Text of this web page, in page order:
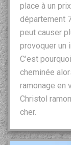
place à un
département
peut causer
provoquer un
C’est
cheminée
ramonage en
Christol
cher.